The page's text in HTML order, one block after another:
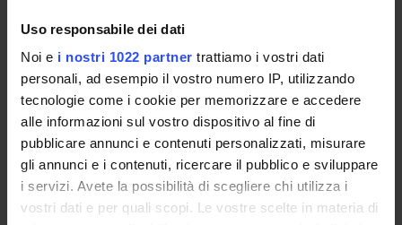
Uso responsabile dei dati
Noi e i nostri 1022 partner trattiamo i vostri dati
personali, ad esempio il vostro numero IP, utilizzando
tecnologie come i cookie per memorizzare e accedere
alle informazioni sul vostro dispositivo al fine di
pubblicare annunci e contenuti personalizzati, misurare
gli annunci e i contenuti, ricercare il pubblico e sviluppare
i servizi. Avete la possibilità di scegliere chi utilizza i
vostri dati e per quali scopi. Le vostre scelte in materia di
Overview
Enrolment Policy
Courses
Academic Calendar
Lesson timetable
Degree Programme